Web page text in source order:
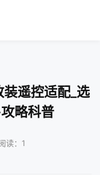
遥控适配_选
略科普
读：1